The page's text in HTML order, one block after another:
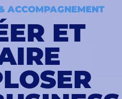
ACCOMPAGNEMENT
ET